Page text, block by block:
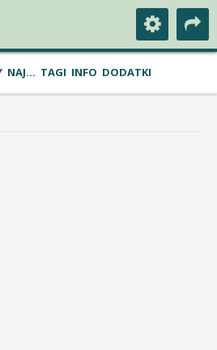
NAJ... TAGI INFO DODATKI